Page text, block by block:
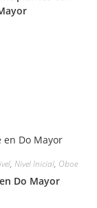
, Nivel Inicial, Oboe
Do Mayor